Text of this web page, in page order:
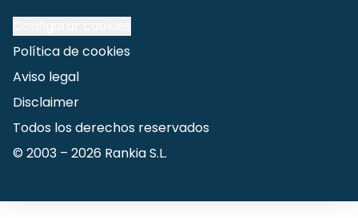
Política de cookies
Aviso legal
Disclaimer
Todos los derechos reservados
© 2003 – 2026 Rankia S.L.